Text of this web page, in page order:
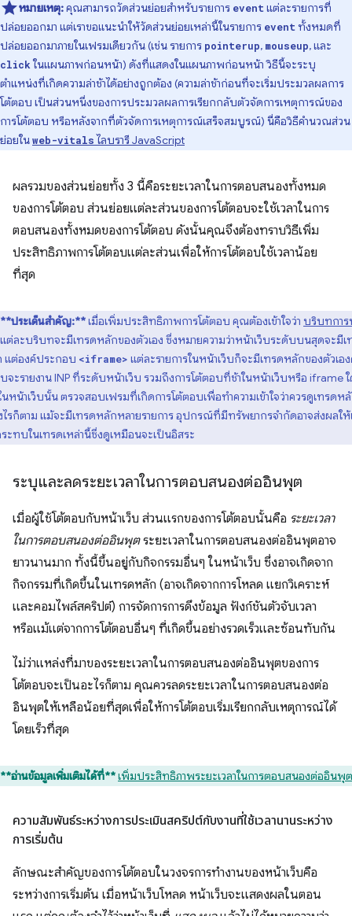
หมายเหตุ:คุณสามารถวัดส่วนย่อยสำหรับรายการ event แต่ละรายการที่
ปล่อยออกมา แต่เราขอแนะนำให้วัดส่วนย่อยเหล่านี้ในรายการ event ทั้งหมดที่
ปล่อยออกมาภายในเฟรมเดียวกัน (เช่น รายการ pointerup, mouseup, และ
click ในแผนภาพก่อนหน้า) ดังที่แสดงในแผนภาพก่อนหน้า วิธีนี้จะระบุ
ตำแหน่งที่เกิดความล่าช้าได้อย่างถูกต้อง (ความล่าช้าก่อนที่จะเริ่มประมวลผลการ
โต้ตอบ เป็นส่วนหนึ่งของการประมวลผลการเรียกกลับตัวจัดการเหตุการณ์ของ
การโต้ตอบ หรือหลังจากที่ตัวจัดการเหตุการณ์เสร็จสมบูรณ์) นี่คือวิธีคำนวณส่วน
ย่อยในweb-vitals ไลบรารี JavaScript
ผลรวมของส่วนย่อยทั้ง 3 นี้คือระยะเวลาในการตอบสนองทั้งหมด
ของการโต้ตอบ ส่วนย่อยแต่ละส่วนของการโต้ตอบจะใช้เวลาในการ
ตอบสนองทั้งหมดของการโต้ตอบ ดังนั้นคุณจึงต้องทราบวิธีเพิ่ม
ประสิทธิภาพการโต้ตอบแต่ละส่วนเพื่อให้การโต้ตอบใช้เวลาน้อย
ที่สุด
**ประเด็นสำคัญ:**เมื่อเพิ่มประสิทธิภาพการโต้ตอบ คุณต้องเข้าใจว่า บริบทการ
ต่ละบริบทจะมีเทรดหลักของตัวเอง ซึ่งหมายความว่าหน้าเว็บระดับบนสุดจะมีเ
แต่องค์ประกอบ <iframe> แต่ละรายการในหน้าเว็บก็จะมีเทรดหลักของตัวเอ
จะรายงาน INP ที่ระดับหน้าเว็บ รวมถึงการโต้ตอบที่ช้าในหน้าเว็บหรือ iframe
นหน้าเว็บนั้น ตรวจสอบเฟรมที่เกิดการโต้ตอบเพื่อทำความเข้าใจว่าควรดูเทรดห
ไรก็ตาม แม้จะมีเทรดหลักหลายรายการ อุปกรณ์ที่มีทรัพยากรจำกัดอาจส่งผลให้
ะทบในเทรดเหล่านี้ซึ่งดูเหมือนจะเป็นอิสระ
ระบุและลดระยะเวลาในการตอบสนองต่ออินพุต
เมื่อผู้ใช้โต้ตอบกับหน้าเว็บ ส่วนแรกของการโต้ตอบนั้นคือ ระยะเวลา
ในการตอบสนองต่ออินพุตระยะเวลาในการตอบสนองต่ออินพุตอาจ
ยาวนานมาก ทั้งนี้ขึ้นอยู่กับกิจกรรมอื่นๆ ในหน้าเว็บ ซึ่งอาจเกิดจาก
กิจกรรมที่เกิดขึ้นในเทรดหลัก (อาจเกิดจากการโหลด แยกวิเคราะห์
และคอมไพล์สคริปต์) การจัดการการดึงข้อมูล ฟังก์ชันตัวจับเวลา
หรือแม้แต่จากการโต้ตอบอื่นๆ ที่เกิดขึ้นอย่างรวดเร็วและซ้อนทับกัน
ไม่ว่าแหล่งที่มาของระยะเวลาในการตอบสนองต่ออินพุตของการ
โต้ตอบจะเป็นอะไรก็ตาม คุณควรลดระยะเวลาในการตอบสนองต่อ
อินพุตให้เหลือน้อยที่สุดเพื่อให้การโต้ตอบเริ่มเรียกกลับเหตุการณ์ได้
โดยเร็วที่สุด
**อ่านข้อมูลเพิ่มเติมได้ที่**เพิ่มประสิทธิภาพระยะเวลาในการตอบสนองต่ออินพุต
ความสัมพันธ์ระหว่างการประเมินสคริปต์กับงานที่ใช้เวลานานระหว่าง
การเริ่มต้น
ลักษณะสำคัญของการโต้ตอบในวงจรการทำงานของหน้าเว็บคือ
ระหว่างการเริ่มต้น เมื่อหน้าเว็บโหลด หน้าเว็บจะแสดงผลในตอน